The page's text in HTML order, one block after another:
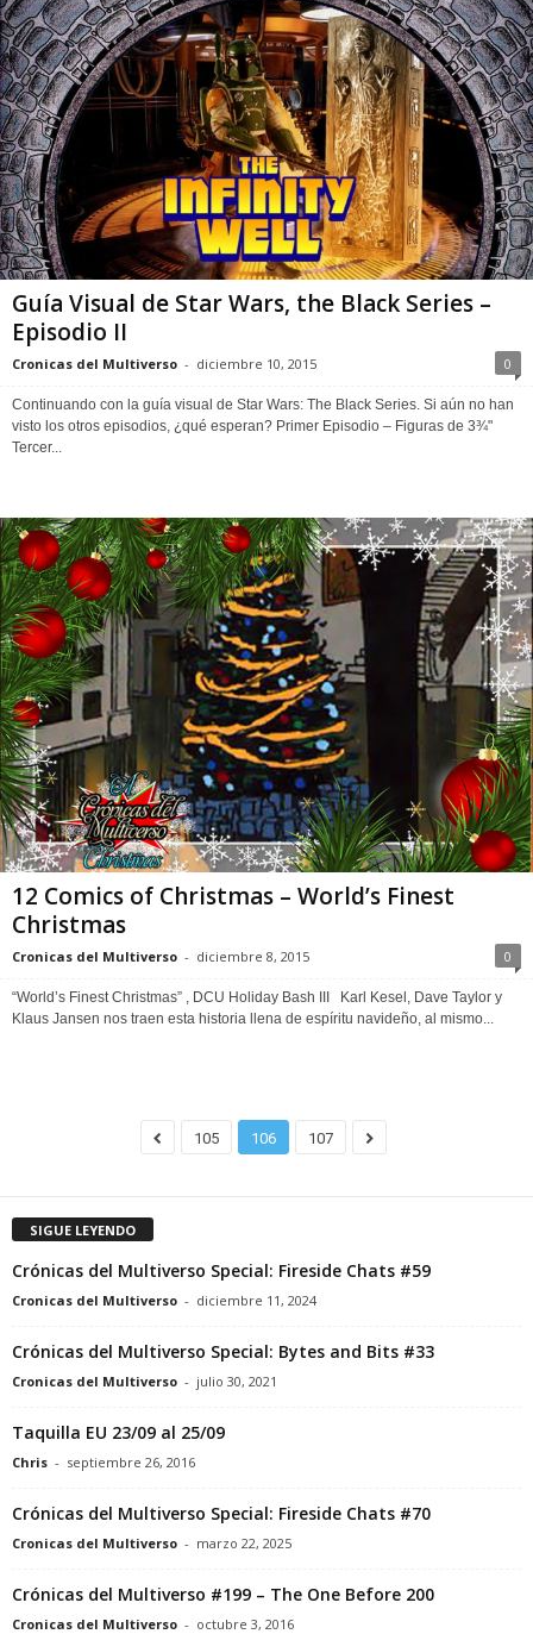
Guía Visual de Star Wars, the Black Series –
Episodio II
Cronicas del Multiverso - diciembre 10, 2015 0
Continuando con la guía visual de Star Wars: The Black Series. Si aún no han
visto los otros episodios, ¿qué esperan? Primer Episodio – Figuras de 3¾"
Tercer...
12 Comics of Christmas – World’s Finest
Christmas
Cronicas del Multiverso - diciembre 8, 2015 0
“World’s Finest Christmas” , DCU Holiday Bash III Karl Kesel, Dave Taylor y
Klaus Jansen nos traen esta historia llena de espíritu navideño, al mismo...
105 106 107
SIGUE LEYENDO
Crónicas del Multiverso Special: Fireside Chats #59
Cronicas del Multiverso - diciembre 11, 2024
Crónicas del Multiverso Special: Bytes and Bits #33
Cronicas del Multiverso - julio 30, 2021
Taquilla EU 23/09 al 25/09
Chris - septiembre 26, 2016
Crónicas del Multiverso Special: Fireside Chats #70
Cronicas del Multiverso - marzo 22, 2025
Crónicas del Multiverso #199 – The One Before 200
Cronicas del Multiverso - octubre 3, 2016